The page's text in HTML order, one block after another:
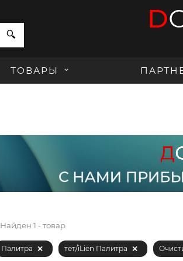
D
ТОВАРЫ
Найден 1 - товар
Палитра тет/iLien Палитра